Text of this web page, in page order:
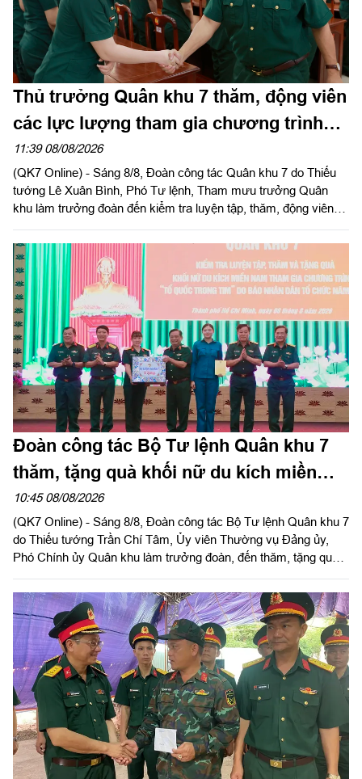
Thủ trưởng Quân khu 7 thăm, động viên
các lực lượng tham gia chương trình
“Tổ quốc trong tim”
11:39 08/08/2026
(QK7 Online) - Sáng 8/8, Đoàn công tác Quân khu 7 do Thiếu
tướng Lê Xuân Bình, Phó Tư lệnh, Tham mưu trưởng Quân
khu làm trưởng đoàn đến kiểm tra luyện tập, thăm, động viên
Nhân Dân tổ chức tại Sư đoàn 309 và Lữ đoàn 25.
Đoàn công tác Bộ Tư lệnh Quân khu 7
thăm, tặng quà khối nữ du kích miền
Nam tham gia chương trình "Tổ quốc
trong tim"
10:45 08/08/2026
(QK7 Online) - Sáng 8/8, Đoàn công tác Bộ Tư lệnh Quân khu 7
do Thiếu tướng Trần Chí Tâm, Ủy viên Thường vụ Đảng ủy,
Phó Chính ủy Quân khu làm trưởng đoàn, đến thăm, tặng quà
vụ chương trình "Tổ quốc trong tim" do báo Nhân dân tổ chức.